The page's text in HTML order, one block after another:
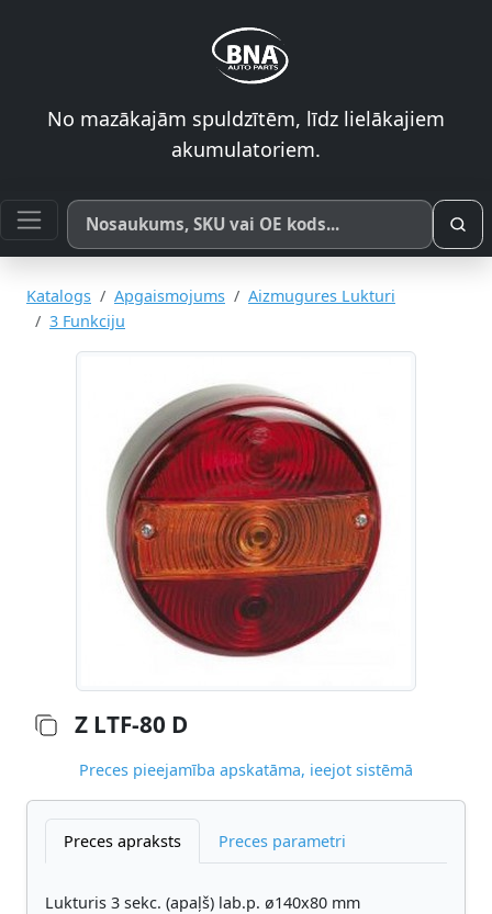
No mazākajām spuldzītēm, līdz lielākajiem
akumulatoriem.
Meklēt pēc produkta nosaukuma, SKU vai OE koda
Katalogs Apgaismojums
Aizmugures Lukturi
3 Funkciju
Z LTF-80 D
Preces pieejamība apskatāma, ieejot sistēmā
Preces apraksts Preces parametri
Lukturis 3 sekc. (apaļš) lab.p. ø140x80 mm